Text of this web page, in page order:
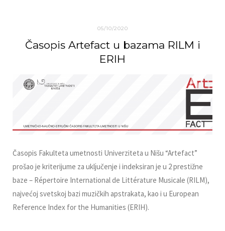
05/10/2020
Časopis Artefact u bazama RILM i
ERIH
Časopis Fakulteta umetnosti Univerziteta u Nišu “Artefact”
prošao je kriterijume za uklјučenje i indeksiran je u 2 prestižne
baze – Répertoire International de Littérature Musicale (RILM),
najvećoj svetskoj bazi muzičkih apstrakata, kao i u European
Reference Index for the Humanities (ERIH).